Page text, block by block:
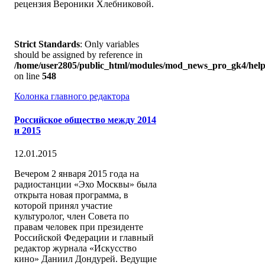
рецензия Вероники Хлебниковой.
Strict Standards: Only variables
should be assigned by reference in
/home/user2805/public_html/modules/mod_news_pro_gk4/
on line 548
Колонка главного редактора
Российское общество между 2014
и 2015
12.01.2015
Вечером 2 января 2015 года на
радиостанции «Эхо Москвы» была
открыта новая программа, в
которой принял участие
культуролог, член Совета по
правам человек при президенте
Российской Федерации и главный
редактор журнала «Искусство
кино» Даниил Дондурей. Ведущие